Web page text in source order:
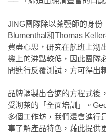
JING團隊除以茶藝師的身份
Blumenthal和Thomas
費盡心思，研究在航班上沏
機上的沸點較低，因此團隊
間進行反覆測試，方可得出
品牌調製出合適的方程式後
受沏茶的「全面培訓」。
多個工作坊，我們還會進行
事了解產品特色，藉此提供